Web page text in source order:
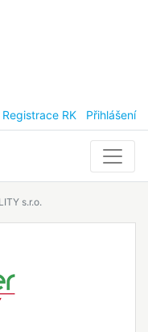
Registrace RK Přihlášení
s.r.o.